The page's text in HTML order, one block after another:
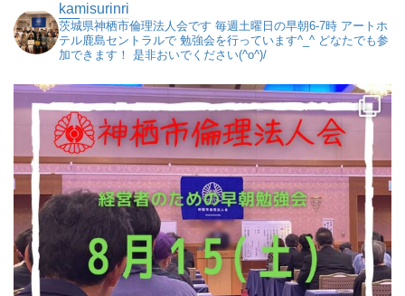
kamisurinri
茨城県神栖市倫理法人会です 毎週土曜日の早朝6-7時 アートホ
テル鹿島セントラルで 勉強会を行っています^_^ どなたでも参
加できます！ 是非おいでください(^o^)/